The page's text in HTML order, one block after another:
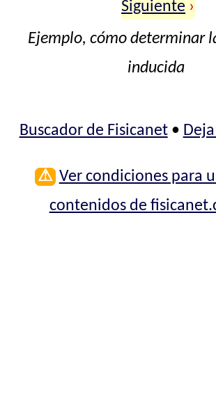
Siguiente ›
Ejemplo, cómo determinar
inducida
Buscador de Fisicanet•
⚠ Ver condiciones para
contenidos de